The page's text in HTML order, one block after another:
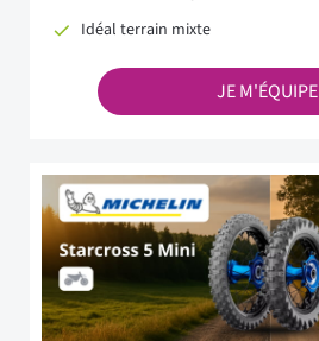
Idéal terrain mixte
JE M'ÉQUIPE